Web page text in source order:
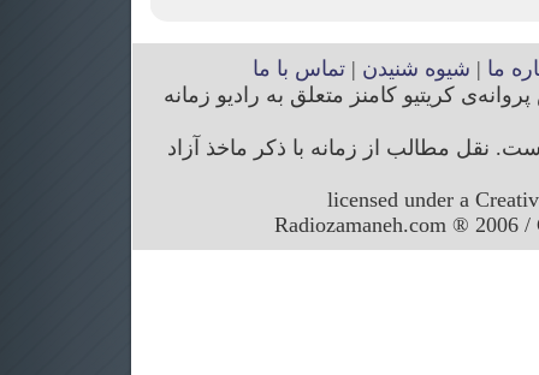
ما | شیوه شنیدن |تماس با ما
کریتیو کامنز متعلق به رادیو زمانه
نقل مطالب از زمانه با ذکر ماخذ آزاد
licensed under a